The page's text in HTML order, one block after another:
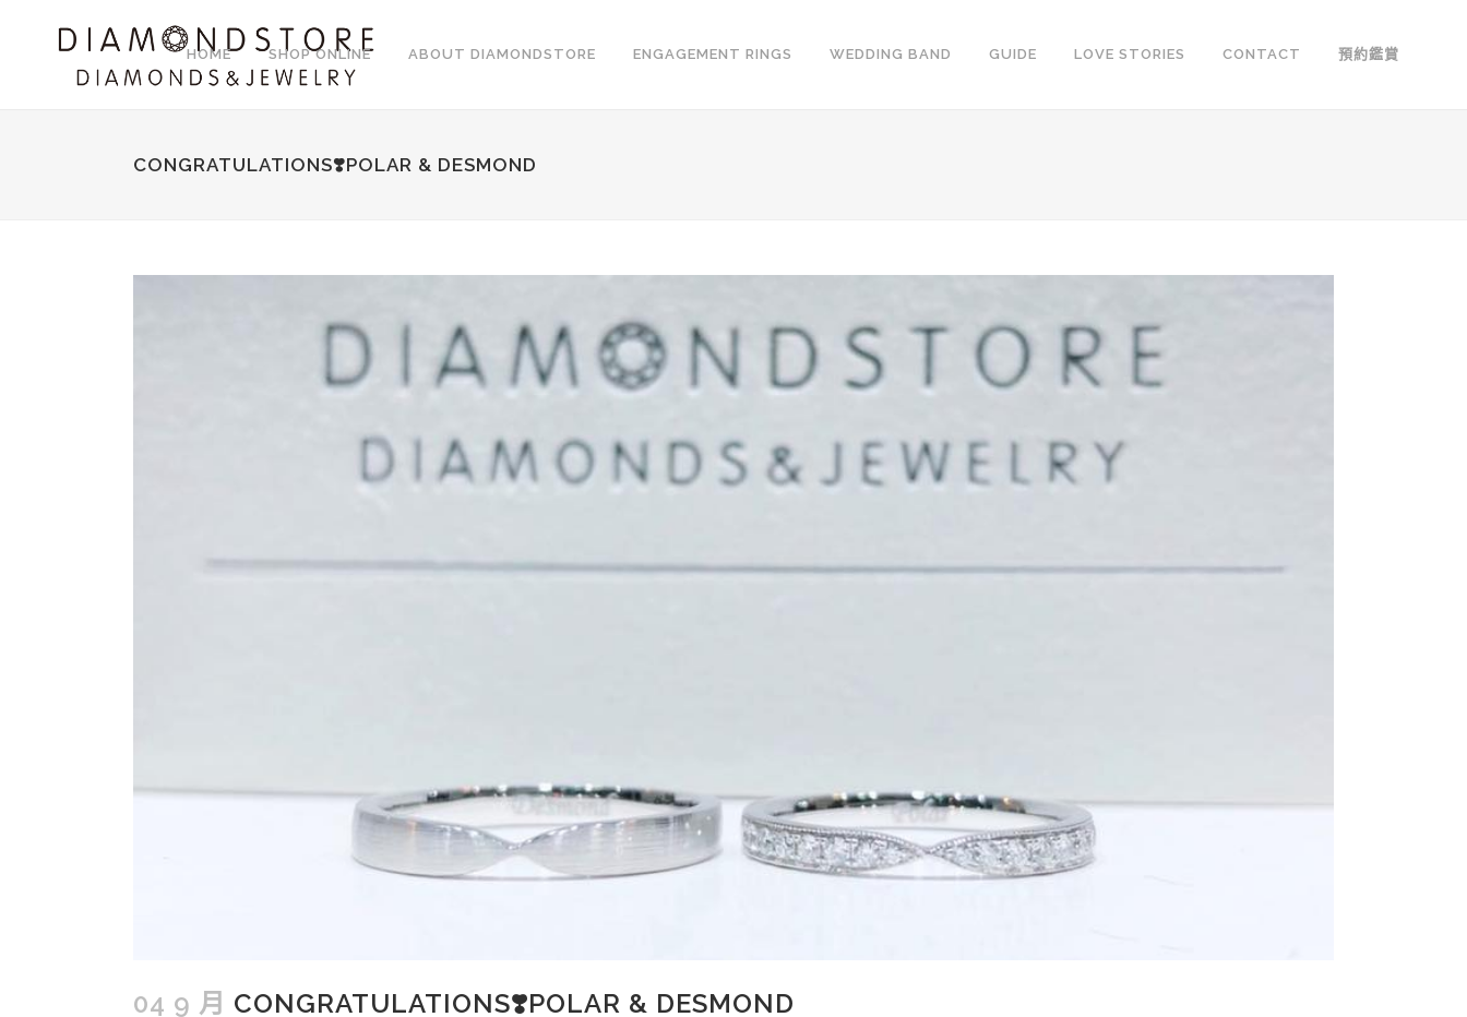
HOME SHOP ONLINE ABOUT DIAMONDSTORE ENGAGEMENT RINGS WEDDING BAND GUIDE LOVE STORIES CONTACT 預約鑑賞
CONGRATULATIONS❣️POLAR & DESMOND
04 9 月 CONGRATULATIONS❣️POLAR & DESMOND